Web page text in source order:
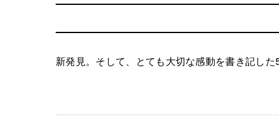
新発見。そして、とても大切な感動を書き記し